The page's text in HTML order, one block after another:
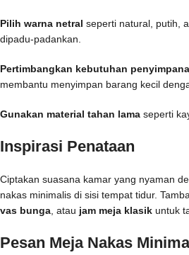
Pilih warna netral seperti natural, putih,
dipadu-padankan.
Pertimbangkan kebutuhan
membantu menyimpan barang kecil
Gunakan material tahan lama seperti
Inspirasi Penataan
Ciptakan suasana kamar yang nyaman
nakas minimalis di sisi tempat tidur.
vas bunga , atau jam meja klasik untuk
Pesan Meja Nakas